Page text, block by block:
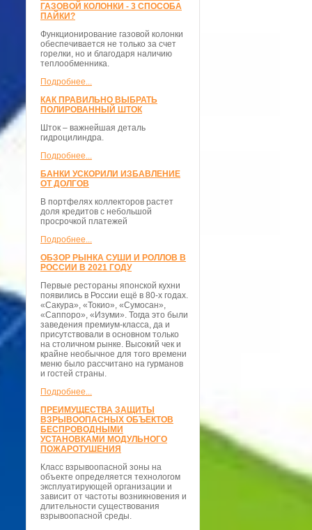
ГАЗОВОЙ КОЛОНКИ - 3 СПОСОБА
ПАЙКИ?
Функционирование газовой колонки
обеспечивается не только за счет
горелки, но и благодаря наличию
теплообменника.
Подробнее...
КАК ПРАВИЛЬНО ВЫБРАТЬ
ПОЛИРОВАННЫЙ ШТОК
Шток – важнейшая деталь
гидроцилиндра.
Подробнее...
БАНКИ УСКОРИЛИ ИЗБАВЛЕНИЕ
ОТ ДОЛГОВ
В портфелях коллекторов растет
доля кредитов с небольшой
просрочкой платежей
Подробнее...
ОБЗОР РЫНКА СУШИ И РОЛЛОВ В
РОССИИ В 2021 ГОДУ
Первые рестораны японской кухни
появились в России ещё в 80-х годах.
«Сакура», «Токио», «Сумосан»,
«Саппоро», «Изуми». Тогда это были
заведения премиум-класса, да и
присутствовали в основном только
на столичном рынке. Высокий чек и
крайне необычное для того времени
меню было рассчитано на гурманов
и гостей страны.
Подробнее...
ПРЕИМУЩЕСТВА ЗАЩИТЫ
ВЗРЫВООПАСНЫХ ОБЪЕКТОВ
БЕСПРОВОДНЫМИ
УСТАНОВКАМИ МОДУЛЬНОГО
ПОЖАРОТУШЕНИЯ
Класс взрывоопасной зоны на
объекте определяется технологом
эксплуатирующей организации и
зависит от частоты возникновения и
длительности существования
взрывоопасной среды.